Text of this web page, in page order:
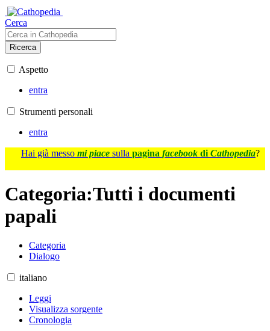
Cerca
Ricerca
Aspetto
entra
Strumenti personali
entra
Hai già messo mi piace sulla pagina facebook di Cathopedia?
Categoria:Tutti i documenti
papali
Categoria
Dialogo
italiano
Leggi
Visualizza sorgente
Cronologia